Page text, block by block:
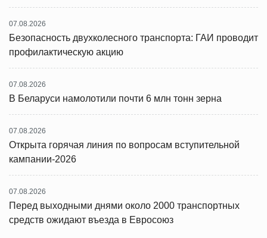
07.08.2026
Безопасность двухколесного транспорта: ГАИ проводит
профилактическую акцию
07.08.2026
В Беларуси намолотили почти 6 млн тонн зерна
07.08.2026
Открыта горячая линия по вопросам вступительной
кампании-2026
07.08.2026
Перед выходными днями около 2000 транспортных
средств ожидают въезда в Евросоюз